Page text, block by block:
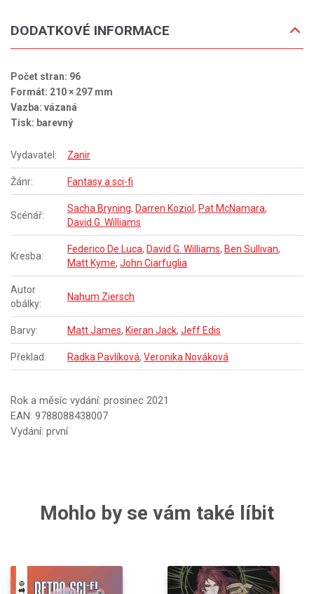
DODATKOVÉ INFORMACE
Počet stran: 96
Formát: 210 × 297 mm
Vazba: vázaná
Tisk: barevný
Vydavatel: Zanir
Žánr: Fantasy a sci-fi
Scénář:
Sacha Bryning, Darren Koziol , Pat McNamara,
David G. Williams
Kresba:
Federico De Luca, David G. Williams, Ben Sullivan,
Matt Kyme, John Ciarfuglia
Autor
obálky:
Nahum Ziersch
Barvy: Matt James, Kieran Jack, Jeff Edis
Překlad: Radka Pavlíková, Veronika Nováková
Rok a měsíc vydání: prosinec 2021
EAN: 9788088438007
Vydání: první
Mohlo by se vám také líbit